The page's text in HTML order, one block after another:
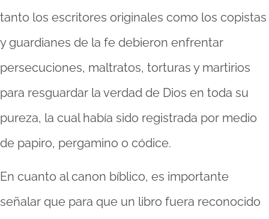
tanto los escritores originales como los copistas
y guardianes de la fe debieron enfrentar
persecuciones, maltratos, torturas y martirios
para resguardar la verdad de Dios en toda su
pureza, la cual había sido registrada por medio
de papiro, pergamino o códice.
En cuanto al canon bíblico, es importante
señalar que para que un libro fuera reconocido